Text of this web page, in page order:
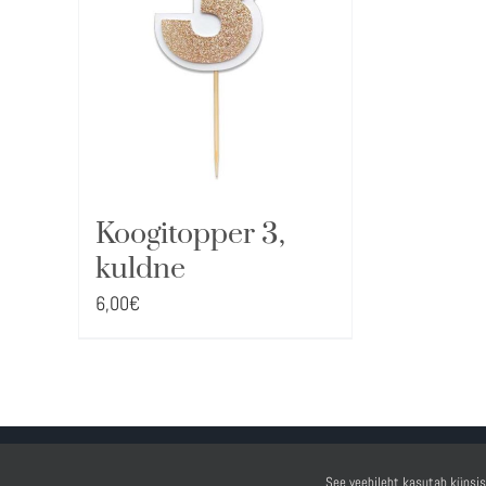
Koogitopper 3,
kuldne
6,00€
See veebileht kasutab